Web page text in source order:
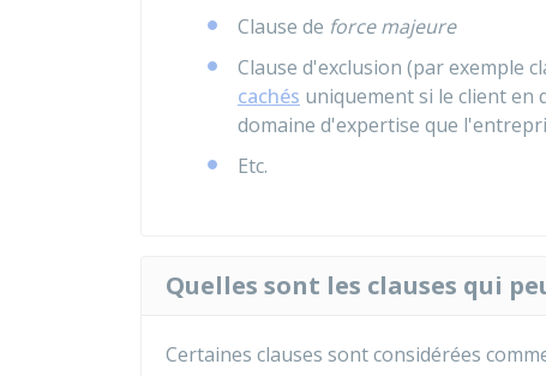
Clause de force majeure
Clause d'exclusion (par exemple
cachés uniquement si le client en
domaine d'expertise que
Etc.
Quelles sont les clauses qui
Certaines clauses sont considérées